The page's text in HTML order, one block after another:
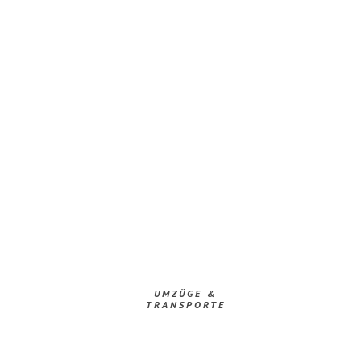
UMZÜGE &
TRANSPORTE